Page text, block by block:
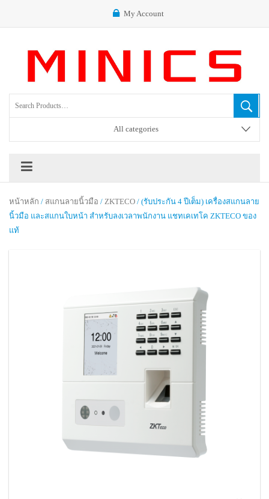
My Account
All categories
หน้าหลัก / สแกนลายนิ้วมือ / ZKTECO / (รับประกัน 4 ปีเต็ม) เครื่องสแกนลาย
นิ้วมือ และสแกนใบหน้า สำหรับลงเวลาพนักงาน แชทเคเทโค ZKTECO ของ
แท้